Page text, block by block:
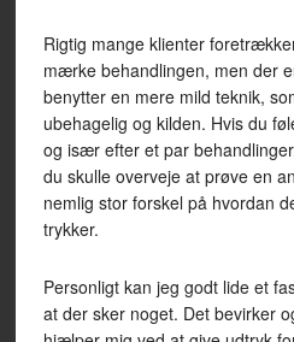
Rigtig mange klienter
mærke behandlingen, men der
benytter en mere mild teknik,
ubehagelig og kilden. Hvis du
og især efter et par
du skulle overveje at prøve en
nemlig stor forskel på hvordan
trykker.
Personligt kan jeg godt lide et
at der sker noget. Det bevirker